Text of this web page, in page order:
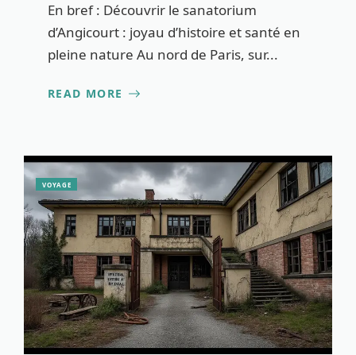
En bref : Découvrir le sanatorium
d’Angicourt : joyau d’histoire et santé en
pleine nature Au nord de Paris, sur...
READ MORE
VOYAGE